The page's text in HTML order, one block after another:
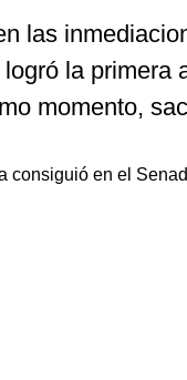
las
la primera
momento,